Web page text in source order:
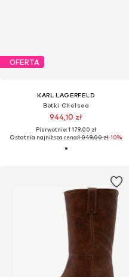
OFERTA
KARL LAGERFELD
Botki Chelsea
944,10 zł
Pierwotnie: 1 179,00 zł
Ostatnia najniższa cena:1 049,00 zł-10%